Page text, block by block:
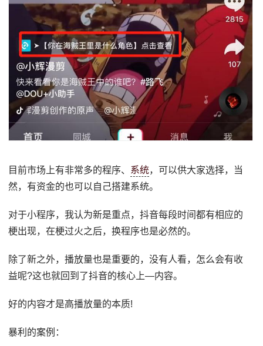
目前市场上有非常多的程序、 系统，可以供大家选择，当
然，有资金的也可以自己搭建系统。
对于小程序，我认为新是重点，抖音每段时间都有相应的
梗出现，在梗过火之后，换程序也是必然的。
除了新之外，播放量也是重要的，没有人看，怎么会有收
益呢?这也就回到了抖音的核心上—内容。
好的内容才是高播放量的本质!
暴利的案例：